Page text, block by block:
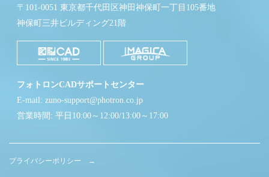
〒101-0051 東京都千代田区神田神保町一丁目105番地
神保町三井ビルディング21階
フォトロンCADサポートセンター
E-mail: zuno-support@photron.co.jp
営業時間: 平日10:00～12:00/13:00～17:00
プライバシーポリシー →